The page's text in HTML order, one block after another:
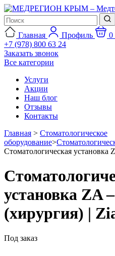
Главная Профиль 0
+7 (978) 800 63 24
Заказать звонок
Все категории
Услуги
Акции
Наш блог
Отзывы
Контакты
Главная > Стоматологическое
оборудование>
Стоматологическая установка
установка ZA
(хирургия) |
Под заказ